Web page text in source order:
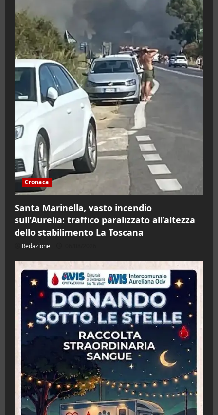
Cronaca
Santa Marinella, vasto incendio
sull’Aurelia: traffico paralizzato all’altezza
dello stabilimento La Toscana
Redazione